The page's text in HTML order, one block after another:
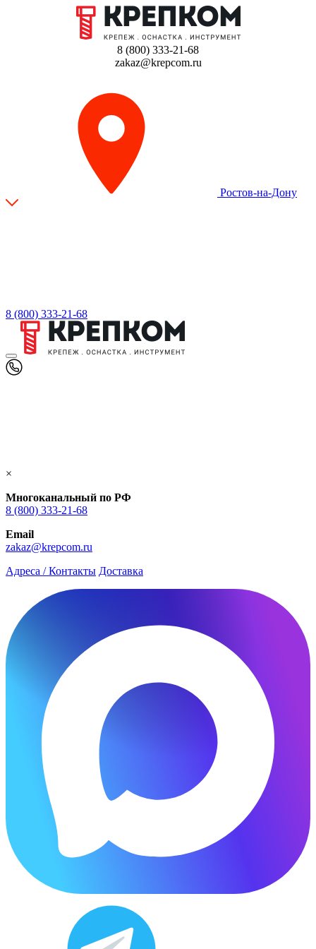
8 (800) 333-21-68
zakaz@krepcom.ru
Ростов-на-Дону
8 (800) 333-21-68
×
Многоканальный по РФ
8 (800) 333‑21-68
Email
zakaz@krepcom.ru
Адреса / Контакты Доставка